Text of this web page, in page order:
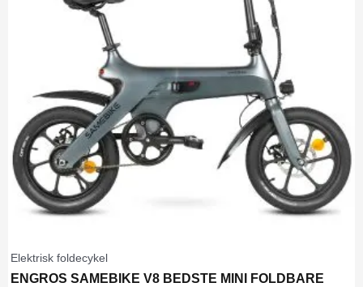
Elektrisk foldecykel
ENGROS SAMEBIKE V8 BEDSTE MINI FOLDBARE